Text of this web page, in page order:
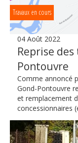
Travaux en cours
04 Août 2022
Reprise
Pontouvre
Comme annoncé
Gond-Pontouvre
et remplacement
concessionnaires